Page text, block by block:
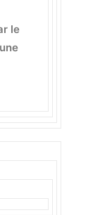
le